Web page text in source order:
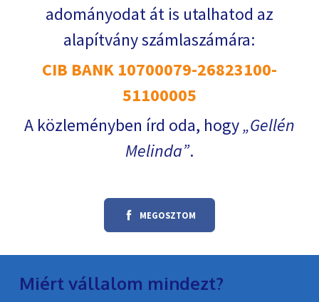
adományodat át is utalhatod az
alapítvány számlaszámára:
CIB BANK 10700079-26823100-
51100005
A közleményben írd oda, hogy Gellén
Melinda .
MEGOSZTOM
Miért vállalom mindezt?